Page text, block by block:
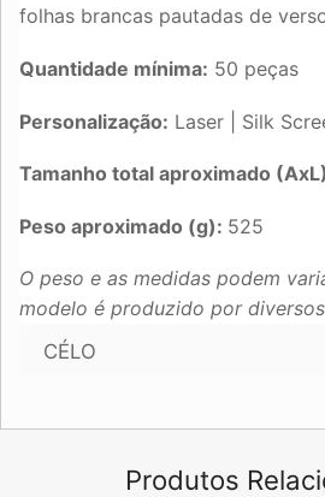
folhas brancas pautadas de
Quantidade mínima: 50 peças
Personalização: Laser | Silk
Tamanho total aproximado
Peso aproximado (g): 525
O peso e as medidas podem
modelo é produzido por
CÉLO
Produtos